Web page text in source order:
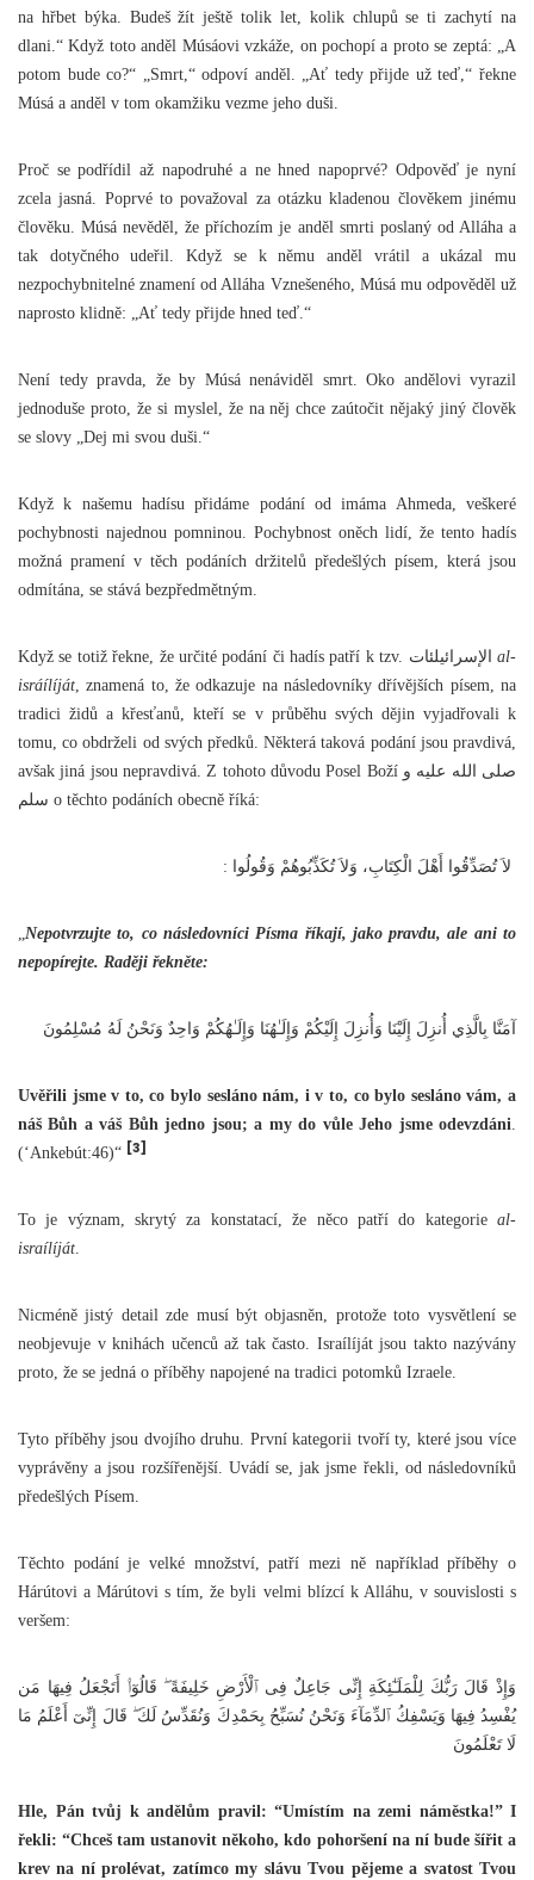
na hřbet býka. Budeš žít ještě tolik let, kolik chlupů se ti zachytí na
dlani.“ Když toto anděl Músáovi vzkáže, on pochopí a proto se zeptá: „A
potom bude co?“ „Smrt,“ odpoví anděl. „Ať tedy přijde už teď,“ řekne
Músá a anděl v tom okamžiku vezme jeho duši.
Proč se podřídil až napodruhé a ne hned napoprvé? Odpověď je nyní
zcela jasná. Poprvé to považoval za otázku kladenou člověkem jinému
člověku. Músá nevěděl, že příchozím je anděl smrti poslaný od Alláha a
tak dotyčného udeřil. Když se k němu anděl vrátil a ukázal mu
nezpochybnitelné znamení od Alláha Vznešeného, Músá mu odpověděl už
naprosto klidně: „Ať tedy přijde hned teď.“
Není tedy pravda, že by Músá nenáviděl smrt. Oko andělovi vyrazil
jednoduše proto, že si myslel, že na něj chce zaútočit nějaký jiný člověk
se slovy „Dej mi svou duši.“
Když k našemu hadísu přidáme podání od imáma Ahmeda, veškeré
pochybnosti najednou pomninou. Pochybnost oněch lidí, že tento hadís
možná pramení v těch podáních držitelů předešlých písem, která jsou
odmítána, se stává bezpředmětným.
Když se totiž řekne, že určité podání či hadís patří k tzv. الإسرائيلئاتal-
isráílíját , znamená to, že odkazuje na následovníky dřívějších písem, na
tradici židů a křesťanů, kteří se v průběhu svých dějin vyjadřovali k
tomu, co obdrželi od svých předků. Některá taková podání jsou pravdivá,
avšak jiná jsou nepravdivá. Z tohoto důvodu Posel Boží صلى الله عليه و
سلم o těchto podáních obecně říká:
‏ لاَ تُصَدِّقُوا أَهْلَ الْكِتَابِ، وَلاَ تُكَذِّبُوهُمْ وَقُولُوا :
Nepotvrzujte to, co následovníci Písma říkají, jako pravdu, ale ani to
nepopírejte. Raději řekněte:
آمَنَّا بِالَّذِي أُنزِلَ إِلَيْنَا وَأُنزِلَ إِلَيْكُمْ وَإِلَـٰهُنَا وَإِلَـٰهُكُمْ وَاحِدٌ وَنَحْنُ لَهُ مُسْلِمُونَ
Uvěřili jsme v to, co bylo sesláno nám, i v to, co bylo sesláno vám, a
náš Bůh a váš Bůh jedno jsou; a my do vůle Jeho jsme odevzdáni
(‘Ankebút:46)“ [3]
To je význam, skrytý za konstatací, že něco patří do kategorie al-
israílíját
Nicméně jistý detail zde musí být objasněn, protože toto vysvětlení se
neobjevuje v knihách učenců až tak často. Israílíját jsou takto nazývány
proto, že se jedná o příběhy napojené na tradici potomků Izraele.
Tyto příběhy jsou dvojího druhu. První kategorii tvoří ty, které jsou více
vyprávěny a jsou rozšířenější. Uvádí se, jak jsme řekli, od následovníků
předešlých Písem.
Těchto podání je velké množství, patří mezi ně například příběhy o
Hárútovi a Márútovi s tím, že byli velmi blízcí k Alláhu, v souvislosti s
veršem:
وَإِذْ قَالَ رَبُّكَ لِلْمَلَـٰٓئِكَةِ إِنِّى جَاعِلٌ فِى ٱلْأَرْضِ خَلِيفَةً ۖ قَالُوٓا۟ أَتَجْعَلُ فِيهَا مَن
يُفْسِدُ فِيهَا وَيَسْفِكُ ٱلدِّمَآءَ وَنَحْنُ نُسَبِّحُ بِحَمْدِكَ وَنُقَدِّسُ لَكَ ۖ قَالَ إِنِّىٓ أَعْلَمُ مَا
لَا تَعْلَمُونَ
Hle, Pán tvůj k andělům pravil: “Umístím na zemi náměstka!” I
řekli: “Chceš tam ustanovit někoho, kdo pohoršení na ní bude šířit a
krev na ní prolévat, zatímco my slávu Tvou pějeme a svatost Tvou